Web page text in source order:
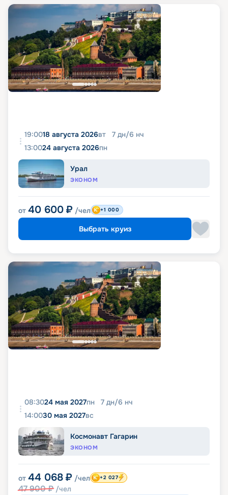
19:0018 августа 2026вт 7 дн/6 нч
13:0024 августа 2026пн
Урал
ЭКОНОМ
от 40 600 ₽ /чел +1 000
Выбрать круиз
08:3024 мая 2027пн 7 дн/6 нч
14:0030 мая 2027вс
Космонавт Гагарин
ЭКОНОМ
от 44 068 ₽ /чел
47 900₽ /чел
+2 027